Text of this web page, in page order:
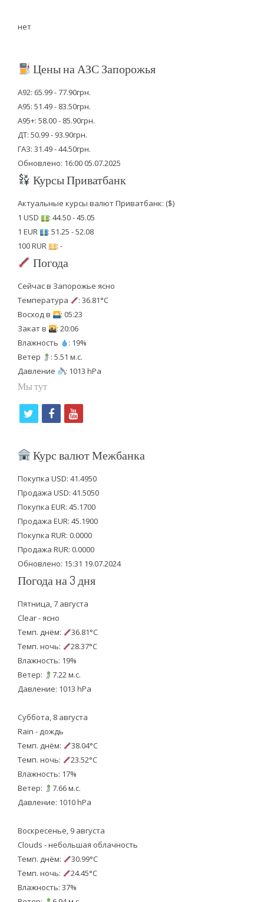
нет
Цены на АЗС Запорожья
А92: 65.99 - 77.90грн.
А95: 51.49 - 83.50грн.
А95+: 58.00 - 85.90грн.
ДТ: 50.99 - 93.90грн.
ГАЗ: 31.49 - 44.50грн.
Обновлено: 16:00 05.07.2025
Курсы Приватбанк
Актуальные курсы валют Приватбанк: ($)
1 USD
: 44.50 - 45.05
1 EUR
: 51.25 - 52.08
100 RUR
: -
Погода
Сейчас в Запорожье ясно
Температура
: 36.81°C
Восход в
: 05:23
Закат в
: 20:06
Влажность
: 19%
Ветер
: 5.51 м.с.
Давление
: 1013 hPa
Мы тут
i
t
e
r
f
c
b
o
o
k
y
u
u
b
e
Курс валют Межбанка
Покупка USD: 41.4950
Продажа USD: 41.5050
Покупка EUR: 45.1700
Продажа EUR: 45.1900
Покупка RUR: 0.0000
Продажа RUR: 0.0000
Обновлено: 15:31 19.07.2024
Погода на 3 дня
Пятница, 7 августа
Clear - ясно
Темп. днём:
36.81°C
Темп. ночь:
28.37°C
Влажность: 19%
Ветер:
7.22 м.с.
Давление: 1013 hPa
Суббота, 8 августа
Rain - дождь
Темп. днём:
38.04°C
Темп. ночь:
23.52°C
Влажность: 17%
Ветер:
7.66 м.с.
Давление: 1010 hPa
Воскресенье, 9 августа
Clouds - небольшая облачность
Темп. днём:
30.99°C
Темп. ночь:
24.45°C
Влажность: 37%